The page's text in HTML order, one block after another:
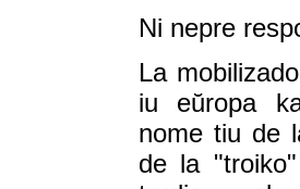
Ni nepre
La
iu eŭropa
nome tiu de
de la